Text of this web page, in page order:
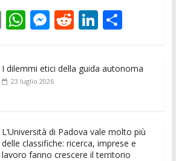
E
ai
l
W
s
p
M
ss
e
er
R
di
Li
e
C
di
I dilemmi etici della guida autonoma
23 luglio 2026
L’Università di Padova vale molto più
delle classifiche: ricerca, imprese e
lavoro fanno crescere il territorio